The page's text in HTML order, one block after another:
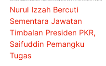
Nurul Izzah Bercuti
Sementara Jawatan
Timbalan Presiden PKR,
Saifuddin Pemangku
Tugas